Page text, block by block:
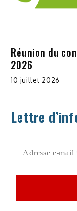
Réunion du
2026
10 juillet 2026
Lettre